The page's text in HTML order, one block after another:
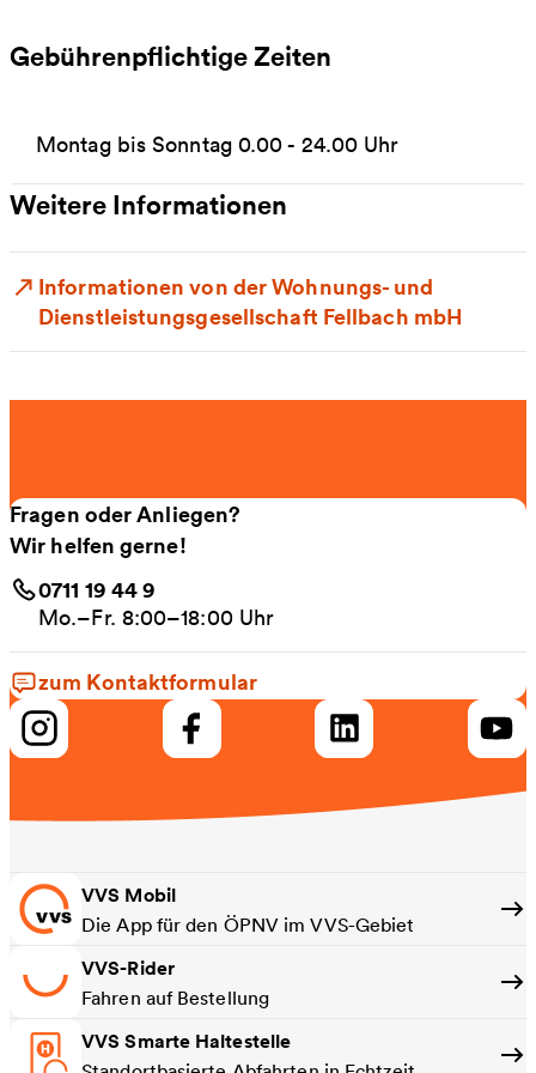
Gebührenpflichtige Zeiten
Montag bis Sonntag 0.00 - 24.00 Uhr
Weitere Informationen
Informationen von der Wohnungs- und
Dienstleistungsgesellschaft Fellbach mbH
Fragen oder Anliegen?
Wir helfen gerne!
0711 19 44 9
Mo.–Fr. 8:00–18:00 Uhr
zum Kontaktformular
VVS Mobil
Die App für den ÖPNV im VVS-Gebiet
VVS-Rider
Fahren auf Bestellung
VVS Smarte Haltestelle